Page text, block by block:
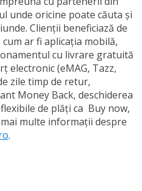
unde oricine poate căuta și
Clienții beneficiază de
ar fi aplicația mobilă,
cu livrare gratuită
electronic (eMAG, Tazz,
zile timp de retur,
Money Back, deschiderea
de plăți ca Buy now,
multe informații despre
.